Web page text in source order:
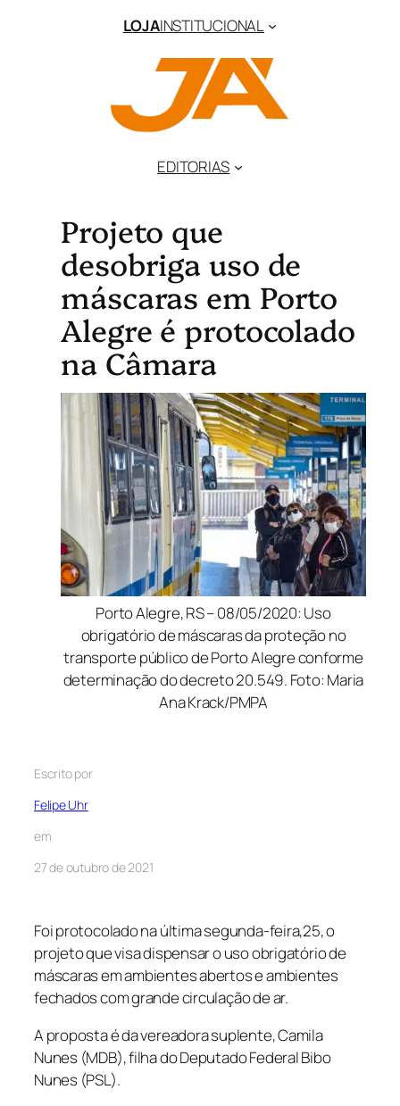
LOJAINSTITUCIONAL
EDITORIAS
Projeto que
desobriga uso de
máscaras em Porto
Alegre é protocolado
na Câmara
Porto Alegre, RS – 08/05/2020: Uso
obrigatório de máscaras da proteção no
transporte público de Porto Alegre conforme
determinação do decreto 20.549. Foto: Maria
Ana Krack/PMPA
Escrito por
Felipe Uhr
em
27 de outubro de 2021
Foi protocolado na última segunda-feira,25, o
projeto que visa dispensar o uso obrigatório de
máscaras em ambientes abertos e ambientes
fechados com grande circulação de ar.
A proposta é da vereadora suplente, Camila
Nunes (MDB), filha do Deputado Federal Bibo
Nunes (PSL).